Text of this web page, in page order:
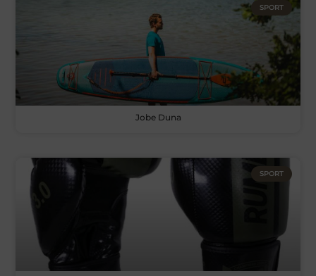
SPORT
Jobe Duna
SPORT